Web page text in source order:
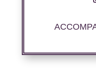
positionnement